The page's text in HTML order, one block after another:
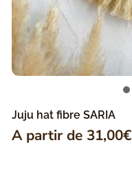
Juju hat fibre SARIA
A partir de 31,00€